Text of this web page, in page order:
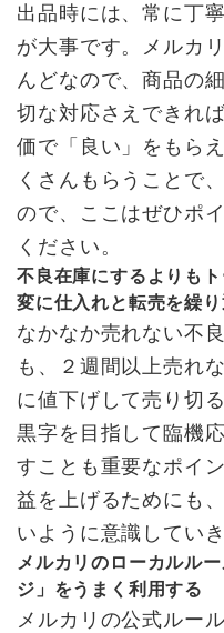
出品時には、常に丁
が大事です。メルカ
んどなので、商品の
切な対応さえできれ
価で「良い」をもら
くさんもらうことで
ので、ここはぜひポ
ください。
不良在庫にするよりも
変に仕入れと転売を繰
なかなか売れない不
も、２週間以上売れ
に値下げして売り切
黒字を目指して臨機
すことも重要なポイ
益を上げるためにも
いように意識してい
メルカリのローカルル
ジ」をうまく利用する
メルカリの公式ルー